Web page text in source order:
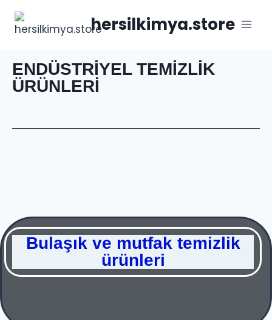
hersilkimya.store
ENDÜSTRİYEL TEMİZLİK
ÜRÜNLERİ
Bulaşık ve mutfak temizlik
ürünleri